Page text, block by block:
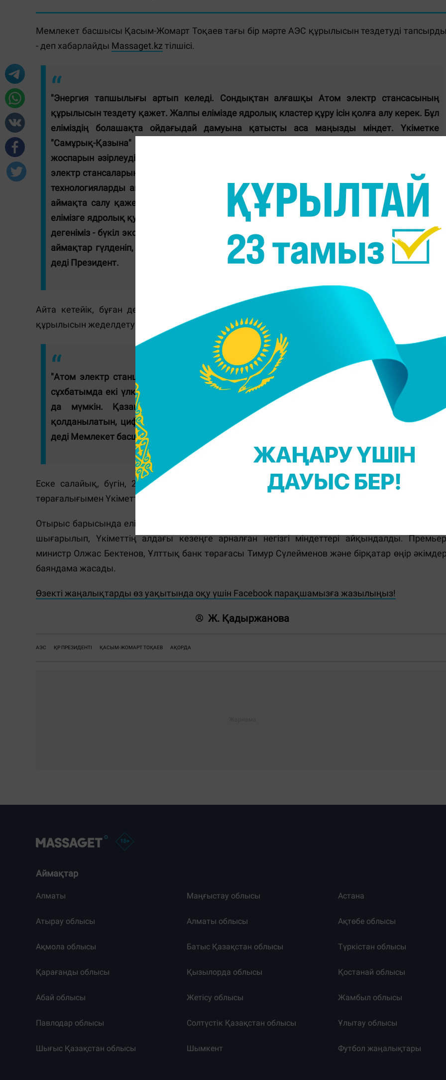
Мемлекет басшысы Қасым-Жомарт Тоқаев тағы бір мәрте АЭС құрылысын тездетуді
- деп хабарлайды Massaget.kz тілшісі.
"Энергия тапшылығы артып келеді. Сондықтан алғашқы Атом электр стансасының
құрылысын тездету қажет. Жалпы елімізде ядролық кластер құру ісін қолға алу керек. Бұл
еліміздің болашақта ойдағыдай дамуына қатысты аса маңызды міндет. Үкіметке
"Самұрық-Қазына" қорымен бірлесіп, атом саласын дамытудың ұзақ мерзімге арналған
жоспарын әзірлеуді тапсырдым. Нақты нәтиже керек. Жан-жақты талдау жүргізіп, атом
электр стансаларын салуға барынша қолайлы жерлерді, сондай-ақ заманауи және қауіпсіз
технологияларды анықтау қажет. Үкімет пен Парламент екінші ядролық стансаны қай
аймақта салу қажет екені жөнінде маған ұсыныс беруі керек. Бірақ атап өткім келеді:
елімізге ядролық қуат керек, онсыз Қазақстан келешекте ойдағыдай дами алмайды. Қуат
дегеніміз - бүкіл экономиканың дамуы деген сөз. Екіншіден, қуат жеткілікті болса, барлық
аймақтар гүлденіп, өркендей түседі, халықтың тұрмысы жақсарады. Бұл айдан анық", -
деді Президент.
Айта кетейік, бұған дейін де Президент Қасым-Жомарт Тоқаев атом электр
құрылысын жеделдету керек екенін мәлімдеді.
"Атом электр станциясының құрылысын жеделдету керек. Мен Ana tili газетіне берген
сұхбатымда екі үлкен станция салатынымызды айттым. Олардың саны тіпті үшеу болуы
да мүмкін. Қазақстанды ядролық энергетикасы дамыған, жасанды интеллект
қолданылатын, цифрландыру толық көлемде жүргізілген елге айналдыруымыз керек", -
деді Мемлекет басшысы бұған дейін.
Еске салайық, бүгін, 28 қаңтарда Астанада Мемлекет басшысы Қасым-Жомарт
төрағалығымен Үкіметтің кеңейтілген отырысы өтті.
Отырыс барысында еліміздің былтырғы әлеуметтік-экономикалық дамуының
шығарылып, Үкіметтің алдағы кезеңге арналған негізгі міндеттері айқындалды.
министр Олжас Бектенов, Ұлттық банк төрағасы Тимур Сүлейменов және бірқатар өңір
баяндама жасады.
Өзекті жаңалықтарды өз уақытында оқу үшін Facebook парақшамызға жазылыңыз!
Ж. Қадыржанова
АЭС ҚР ПРЕЗИДЕНТІ ҚАСЫМ-ЖОМАРТ ТОҚАЕВ АҚОРДА
Аймақтар
Алматы Маңғыстау облысы Астана
Атырау облысы Алматы облысы Ақтөбе облысы
Ақмола облысы Батыс Қазақстан облысы Түркістан облысы
Қарағанды облысы Қызылорда облысы Қостанай облысы
Абай облысы Жетісу облысы Жамбыл облысы
Павлодар облысы Солтүстік Қазақстан облысы Ұлытау облысы
Шығыс Қазақстан облысы Шымкент Футбол жаңалықтары